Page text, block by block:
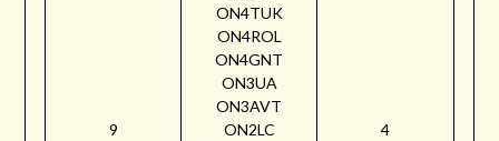
9
ON4TUK
ON4ROL
ON4GNT
ON3UA
ON3AVT
ON2LC
4